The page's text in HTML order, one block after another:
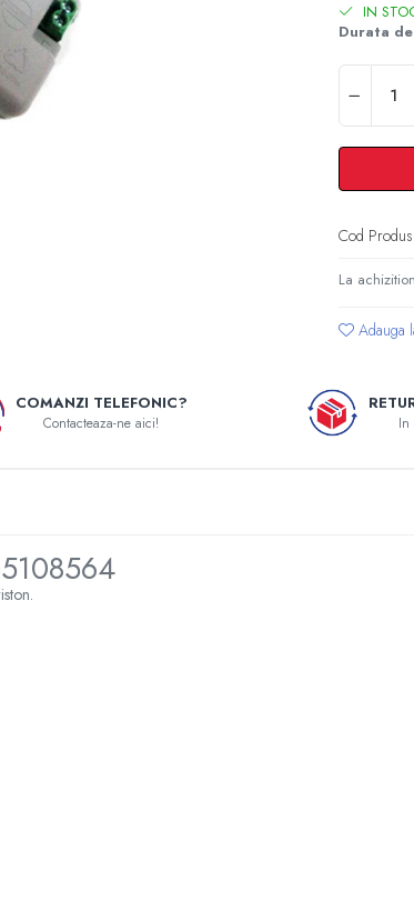
IN
Durata
Cod
La
Adauga
COMANZI TELEFONIC?
Contacteaza-ne aici! In
de anul de fabricatie.